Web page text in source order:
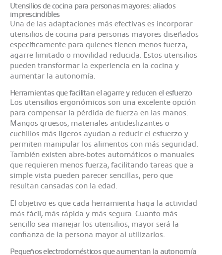
Utensilios de cocina para personas mayores: aliados
imprescindibles
Una de las adaptaciones más efectivas es incorporar
utensilios de cocina para personas mayores diseñados
específicamente para quienes tienen menos fuerza,
agarre limitado o movilidad reducida. Estos utensilios
pueden transformar la experiencia en la cocina y
aumentar la autonomía.
Herramientas que facilitan el agarre y reducen el esfuerzo
Los utensilios ergonómicos son una excelente opción
para compensar la pérdida de fuerza en las manos.
Mangos gruesos, materiales antideslizantes o
cuchillos más ligeros ayudan a reducir el esfuerzo y
permiten manipular los alimentos con más seguridad.
También existen abre-botes automáticos o manuales
que requieren menos fuerza, facilitando tareas que a
simple vista pueden parecer sencillas, pero que
resultan cansadas con la edad.
El objetivo es que cada herramienta haga la actividad
más fácil, más rápida y más segura. Cuanto más
sencillo sea manejar los utensilios, mayor será la
confianza de la persona mayor al utilizarlos.
Pequeños electrodomésticos que aumentan la autonomía